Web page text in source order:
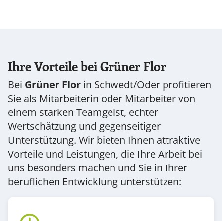
Ihre Vorteile bei Grüner Flor
Bei Grüner Flor in Schwedt/Oder profitieren
Sie als Mitarbeiterin oder Mitarbeiter von
einem starken Teamgeist, echter
Wertschätzung und gegenseitiger
Unterstützung. Wir bieten Ihnen attraktive
Vorteile und Leistungen, die Ihre Arbeit bei
uns besonders machen und Sie in Ihrer
beruflichen Entwicklung unterstützen: